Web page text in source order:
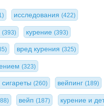
исследования(422)
(393) курение(393)
вред курения(325)
(323)
(260) вейпинг(189)
вейп(187) курение и